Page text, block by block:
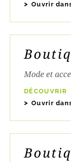
Ouvrir
Mode et
DÉCOUVRIR
Ouvrir